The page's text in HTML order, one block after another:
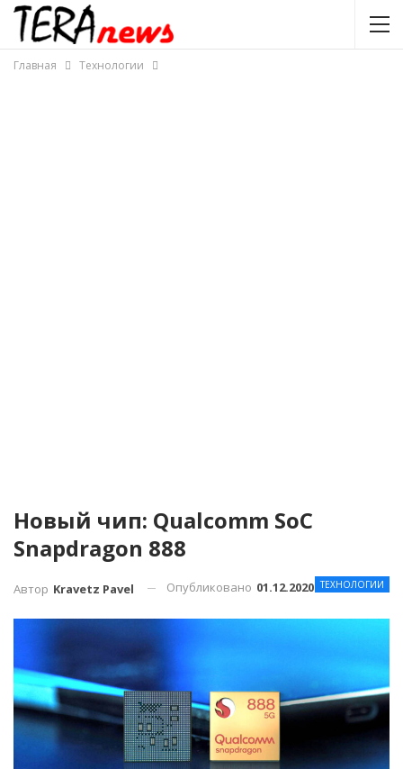
Главная Технологии
Новый чип: Qualcomm SoC
Snapdragon 888
ТЕХНОЛОГИИ
Автор Kravetz Pavel Опубликовано 01.12.2020